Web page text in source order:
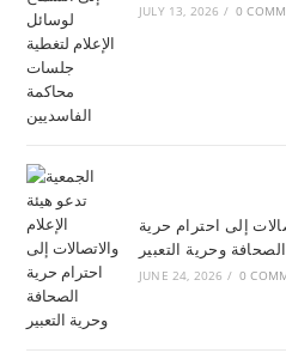
JULY 13, 2026 / 0
إلى احترام حرية
الصحافة وحرية التعبير
JUNE 24, 2026 / 0